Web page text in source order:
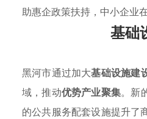
助惠企政策扶持，中小企业
基础
黑河市通过加大基础设施建
域，推动优势产业聚集。新
的公共服务配套设施提升了